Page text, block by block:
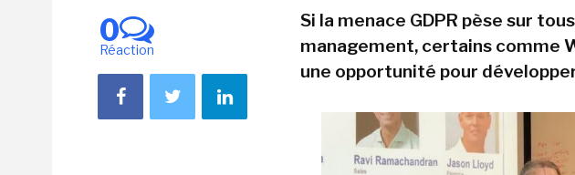
0
Réaction
Si la menace GDPR pèse sur
management, certains comme
une opportunité pour